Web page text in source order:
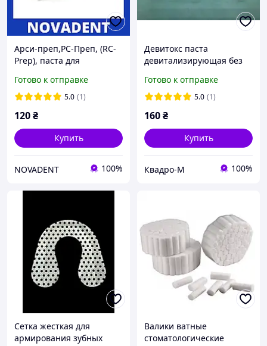
Арси-преп,РС-Преп, (RC-
Prep), паста для
каналов, шприц 9г
Готово к отправке
5.0 (1)
120₴
Купить
NOVADENT 100%
Девитокс паста
девитализирующая без
3г
Готово к отправке
5.0 (1)
160₴
Купить
Квадро-М 100%
Сетка жесткая для
армирования зубных
Валики ватные
стоматологические